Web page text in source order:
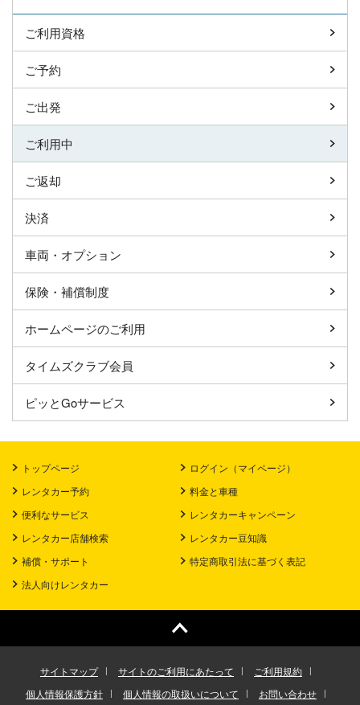
ご利用資格
ご予約
ご出発
ご利用中
ご返却
決済
車両・オプション
保険・補償制度
ホームページのご利用
タイムズクラブ会員
ピッとGoサービス
トップページ
ログイン（マイページ）
レンタカー予約
料金と車種
便利なサービス
レンタカーキャンペーン
レンタカー店舗検索
レンタカー豆知識
補償・サポート
特定商取引法に基づく表記
法人向けレンタカー
サイトマップ サイトのご利用にあたって
ご利用規約
個人情報保護方針
個人情報の取扱いについて お問い合わせ